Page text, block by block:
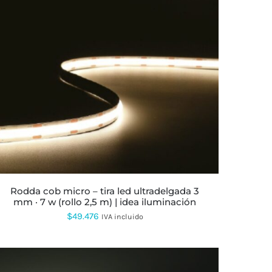
ESTE
PRODUCTO
TIENE
MÚLTIPLES
VARIANTES.
LAS
OPCIONES
SE
PUEDEN
PÁGINA
DE
PRODUCTO
rodda cob micro – tira led ultradelgada 3
mm · 7 w (rollo 2,5 m) | idea iluminación
$49.476 IVA incluido